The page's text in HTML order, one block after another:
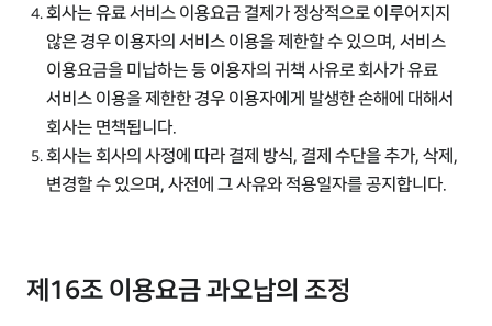
회사는 유료 서비스 이용요금 결제가 정상적으로 이루어지지
않은 경우 이용자의 서비스 이용을 제한할 수 있으며, 서비스
이용요금을 미납하는 등 이용자의 귀책 사유로 회사가 유료
서비스 이용을 제한한 경우 이용자에게 발생한 손해에 대해서
회사는 면책됩니다.
회사는 회사의 사정에 따라 결제 방식, 결제 수단을 추가, 삭제,
변경할 수 있으며, 사전에 그 사유와 적용일자를 공지합니다.
제16조 이용요금 과오납의 조정